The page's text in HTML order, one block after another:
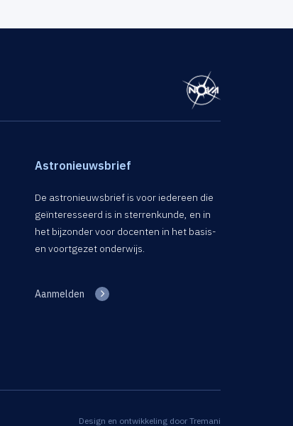
Astronieuwsbrief
De astronieuwsbrief is voor iedereen die
geïnteresseerd is in sterrenkunde, en in
het bijzonder voor docenten in het basis-
en voortgezet onderwijs.
Aanmelden
Design en ontwikkeling door Tremani